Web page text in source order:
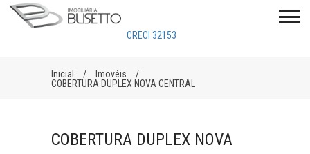
CRECI 32153
Inicial
Imovéis
COBERTURA DUPLEX NOVA CENTRAL
COBERTURA DUPLEX NOVA